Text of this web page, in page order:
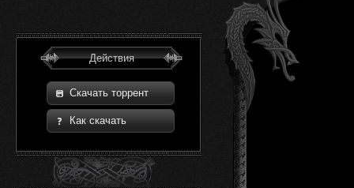
Действия
Скачать торрент
Как скачать